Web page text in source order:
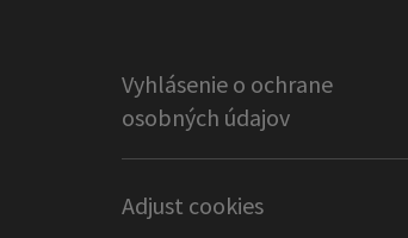
Vyhlásenie o ochrane
osobných údajov
Adjust cookies